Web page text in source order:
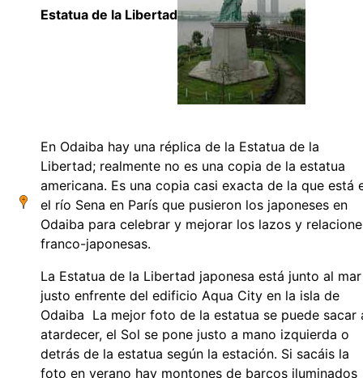
Estatua de la Libertad
En Odaiba hay una réplica de la Estatua de la
Libertad; realmente no es una copia de la estatua
americana. Es una copia casi exacta de la que está
el río Sena en París que pusieron los japoneses en
Odaiba para celebrar y mejorar los lazos y
franco-japonesas.
La Estatua de la Libertad japonesa está junto al mar
justo enfrente del edificio Aqua City en la isla de
Odaiba La mejor foto de la estatua se puede sacar
atardecer, el Sol se pone justo a mano izquierda o
detrás de la estatua según la estación. Si sacáis la
foto en verano hay montones de barcos iluminados